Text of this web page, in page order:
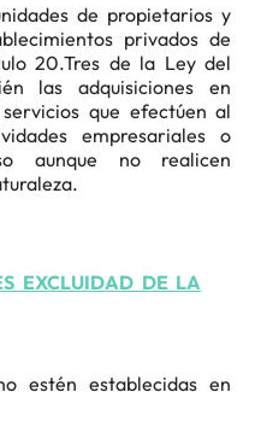
de propietarios y
privados de
20.Tres de la Ley del
las adquisiciones en
que efectúen al
empresariales o
aunque no realicen
EXCLUIDAD DE LA
estén establecidas en